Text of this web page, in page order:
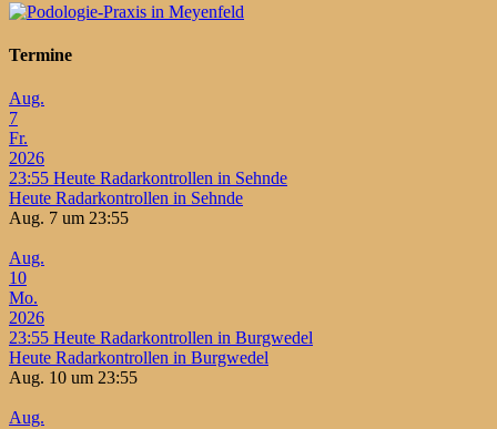
Termine
Aug.
7
Fr.
2026
23:55 Heute Radarkontrollen in Sehnde
Heute Radarkontrollen in Sehnde
Aug. 7 um 23:55
Aug.
10
Mo.
2026
23:55 Heute Radarkontrollen in Burgwedel
Heute Radarkontrollen in Burgwedel
Aug. 10 um 23:55
Aug.